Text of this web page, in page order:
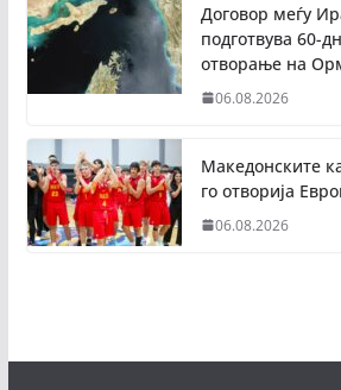
Договор меѓу
подготвува 60-
отворање на
06.08.2026
Македонските
го отворија
06.08.2026